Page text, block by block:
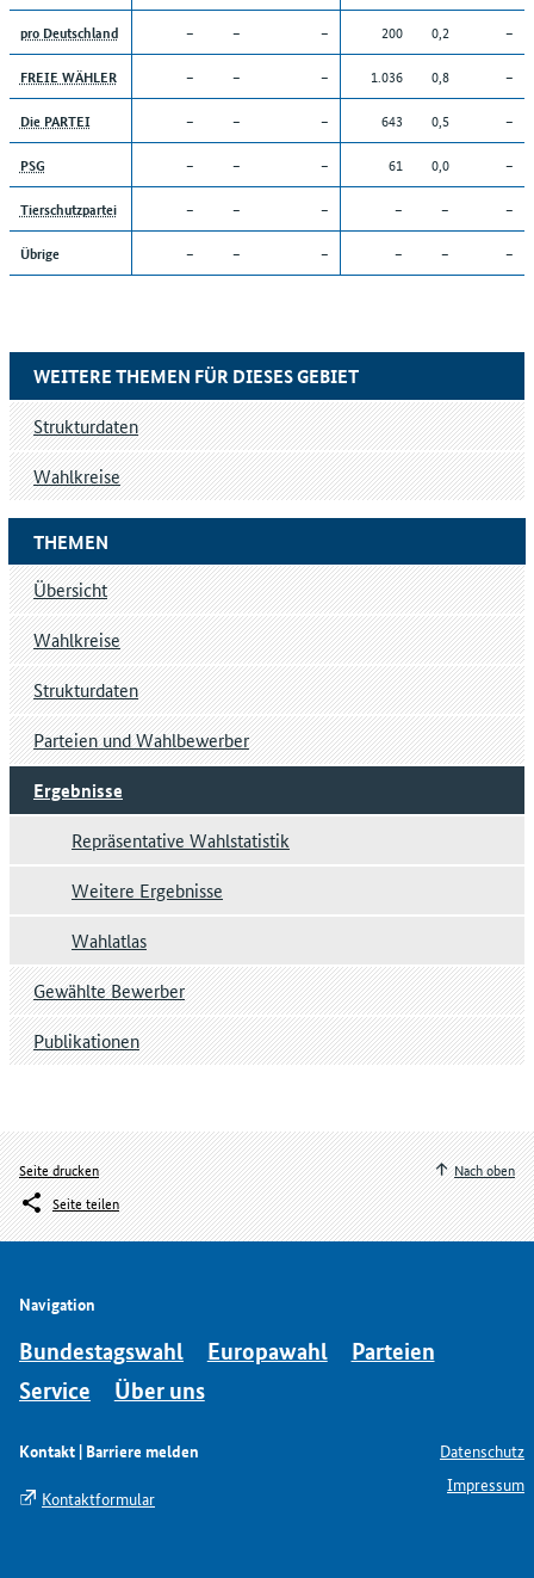
pro Deutschland – – – 200 0,2 –
FREIE WÄHLER – – – 1.036 0,8 –
Die PARTEI – – – 643 0,5 –
PSG – – – 61 0,0 –
Tierschutzpartei – – – – – –
Übrige – – – – – –
THEMEN
Übersicht
Wahlkreise
Strukturdaten
Parteien und Wahlbewerber
Ergebnisse
Repräsentative Wahlstatistik
Weitere Ergebnisse
Wahlatlas
Gewählte Bewerber
Publikationen
WEITERE THEMEN FÜR DIESES GEBIET
Strukturdaten
Wahlkreise
Seite drucken
Seite teilen
Nach oben
Navigation
Bundestagswahl Europawahl
Parteien
Service
Über uns
Kontakt | Barriere melden
Kontaktformular
Datenschutz
Impressum